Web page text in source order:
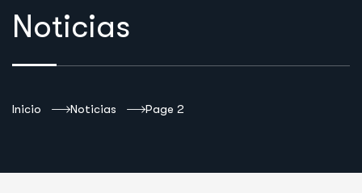
Noticias
Inicio Noticias Page 2